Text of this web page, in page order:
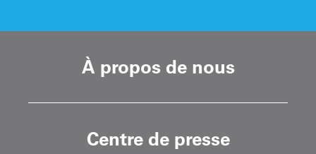
À propos de nous
Centre de presse